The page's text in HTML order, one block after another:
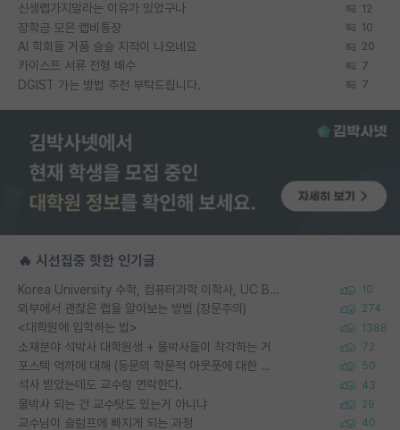
신생랩가지말라는 이유가 있었구나 12
장학금 모은 랩비통장 10
AI 학회들 거품 슬슬 지적이 나오네요 20
카이스트 서류 전형 배수 7
DGIST 가는 방법 추천 부탁드립니다. 7
🔥 시선집중 핫한 인기글
Korea University 수학, 컴퓨터과학 이학사, UC Berkeley 산업공학 대학원 공학박사가 되는 것은 쉽지 않겠죠? 10
외부에서 괜찮은 랩을 알아보는 방법 (장문주의) 274
<대학원에 입학하는 법> 1388
소재분야 석박사 대학원생 + 물박사들이 착각하는 거 72
포스텍 억까에 대해 (동문의 학문적 아웃풋에 대한 반박) 50
석사 받았는데도 교수랑 연락한다. 43
물박사 되는 건 교수탓도 있는거 아니냐 29
교수님이 슬럼프에 빠지게 되는 과정 40